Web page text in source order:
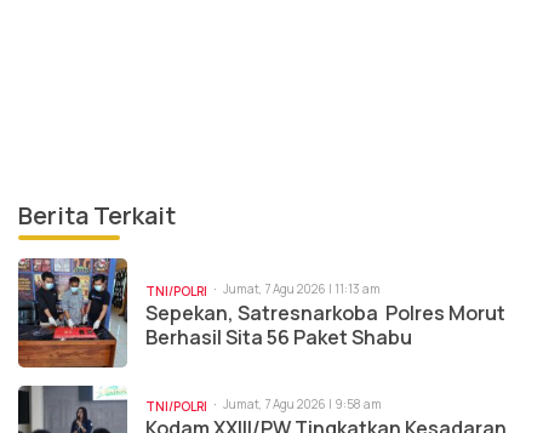
Berita Terkait
TNI/POLRI Jumat, 7 Agu 2026 | 11:13 am
Sepekan, Satresnarkoba Polres Morut
Berhasil Sita 56 Paket Shabu
TNI/POLRI Jumat, 7 Agu 2026 | 9:58 am